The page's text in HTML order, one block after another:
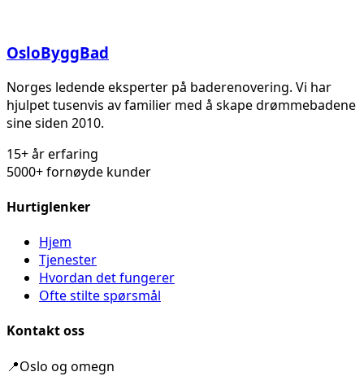
OsloByggBad
Norges ledende eksperter på baderenovering. Vi har
hjulpet tusenvis av familier med å skape drømmebadene
sine siden 2010.
15+ år erfaring
5000+ fornøyde kunder
Hurtiglenker
Hjem
Tjenester
Hvordan det fungerer
Ofte stilte spørsmål
Kontakt oss
📍Oslo og omegn